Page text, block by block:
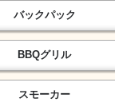
バックパック
BBQグリル
スモーカー